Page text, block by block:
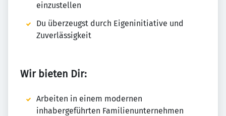
einzustellen
Du überzeugst durch Eigeninitiative und
Zuverlässigkeit
Wir bieten Dir:
Arbeiten in einem modernen
inhabergeführten Familienunternehmen